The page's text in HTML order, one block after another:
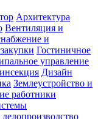
Архитектура
Вентиляция и
и
Гостиничное
управление
Дизайн
Землеустройство и
работники